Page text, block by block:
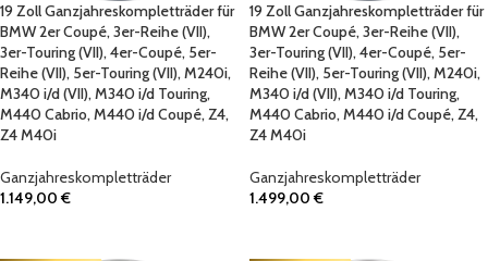
19 Zoll Ganzjahreskompletträder für
BMW 2er Coupé, 3er-Reihe (VII),
3er-Touring (VII), 4er-Coupé, 5er-
Reihe (VII), 5er-Touring (VII), M240i,
M340 i/d (VII), M340 i/d Touring,
M440 Cabrio, M440 i/d Coupé, Z4,
Z4 M40i
Ganzjahreskompletträder
1.149,00€
19 Zoll Ganzjahreskompletträder für
BMW 2er Coupé, 3er-Reihe (VII),
3er-Touring (VII), 4er-Coupé, 5er-
Reihe (VII), 5er-Touring (VII), M240i,
M340 i/d (VII), M340 i/d Touring,
M440 Cabrio, M440 i/d Coupé, Z4,
Z4 M40i
Ganzjahreskompletträder
1.499,00€